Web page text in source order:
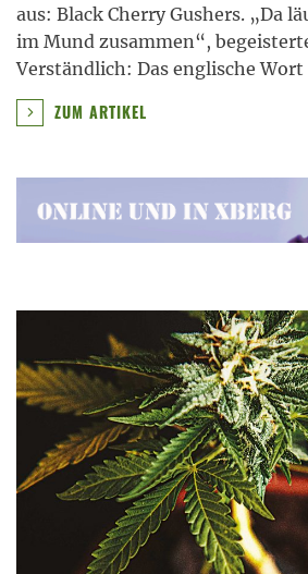
aus: Black Cherry Gushers. „Da
im Mund zusammen“,
Verständlich: Das englische Wort
ZUM ARTIKEL